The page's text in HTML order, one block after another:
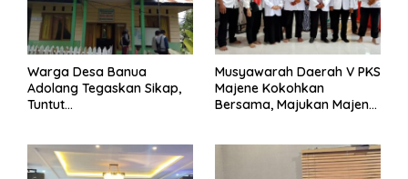
Warga Desa Banua
Adolang Tegaskan Sikap,
Tuntut
Musyawarah Daerah V PKS
Majene Kokohkan
Bersama, Majukan Majene